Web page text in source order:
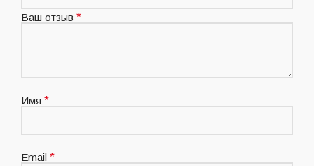
Ваш отзыв *
Имя *
Email *